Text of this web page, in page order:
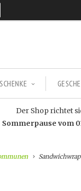
Der Shop richtet
Sommerpause vom
Sandwichwrap